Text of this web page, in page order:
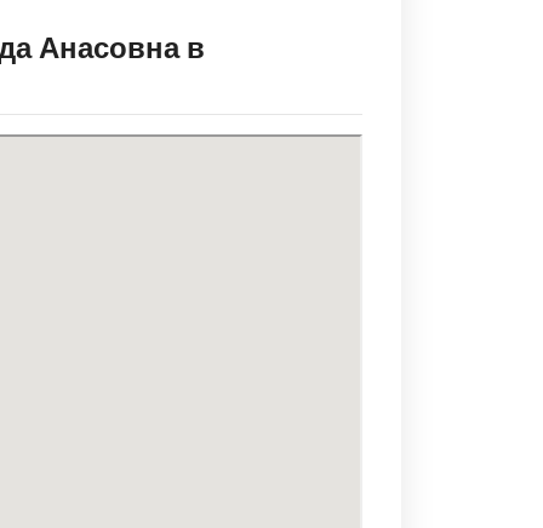
Анасовна в